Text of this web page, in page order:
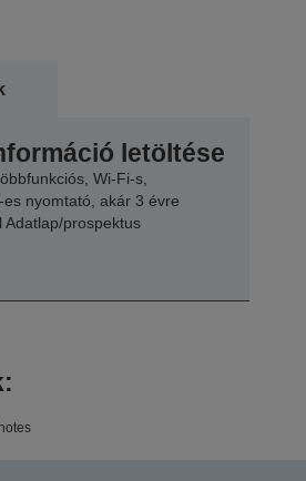
letöltése
Wi-Fi-s,
nyomtató, akár 3 évre
Adatlap/prospektus